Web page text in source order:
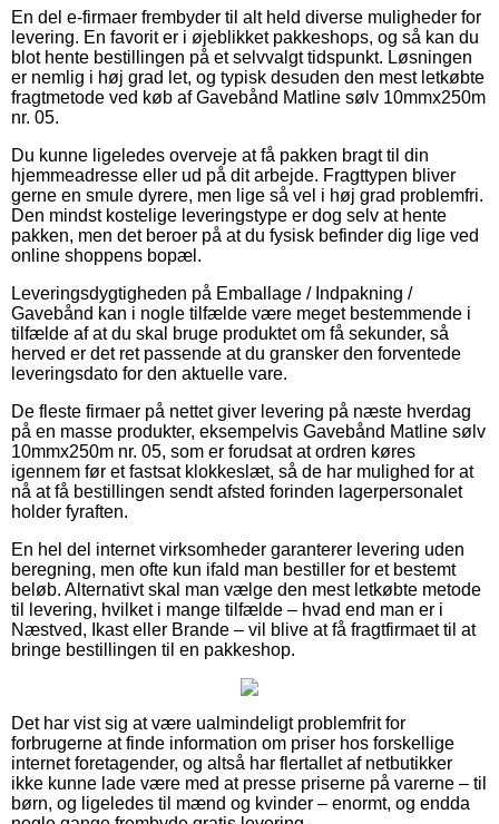
En del e-firmaer frembyder til alt held diverse muligheder for
levering. En favorit er i øjeblikket pakkeshops, og så kan du
blot hente bestillingen på et selvvalgt tidspunkt. Løsningen
er nemlig i høj grad let, og typisk desuden den mest letkøbte
fragtmetode ved køb af Gavebånd Matline sølv 10mmx250m
nr. 05.
Du kunne ligeledes overveje at få pakken bragt til din
hjemmeadresse eller ud på dit arbejde. Fragttypen bliver
gerne en smule dyrere, men lige så vel i høj grad problemfri.
Den mindst kostelige leveringstype er dog selv at hente
pakken, men det beroer på at du fysisk befinder dig lige ved
online shoppens bopæl.
Leveringsdygtigheden på Emballage / Indpakning /
Gavebånd kan i nogle tilfælde være meget bestemmende i
tilfælde af at du skal bruge produktet om få sekunder, så
herved er det ret passende at du gransker den forventede
leveringsdato for den aktuelle vare.
De fleste firmaer på nettet giver levering på næste hverdag
på en masse produkter, eksempelvis Gavebånd Matline sølv
10mmx250m nr. 05, som er forudsat at ordren køres
igennem før et fastsat klokkeslæt, så de har mulighed for at
nå at få bestillingen sendt afsted forinden lagerpersonalet
holder fyraften.
En hel del internet virksomheder garanterer levering uden
beregning, men ofte kun ifald man bestiller for et bestemt
beløb. Alternativt skal man vælge den mest letkøbte metode
til levering, hvilket i mange tilfælde – hvad end man er i
Næstved, Ikast eller Brande – vil blive at få fragtfirmaet til at
bringe bestillingen til en pakkeshop.
Det har vist sig at være ualmindeligt problemfrit for
forbrugerne at finde information om priser hos forskellige
internet foretagender, og altså har flertallet af netbutikker
ikke kunne lade være med at presse priserne på varerne – til
børn, og ligeledes til mænd og kvinder – enormt, og endda